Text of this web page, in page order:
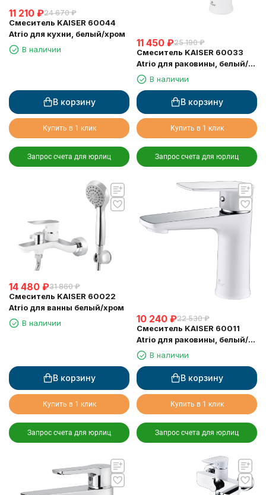
11 210 ₽24 670 ₽
Смеситель KAISER 60044
Atrio для кухни, белый/хром
В наличии
В корзину
Купить в 1 клик
Запрос счета для юрлиц
11 450 ₽25 190 ₽
Смеситель KAISER 60033
Atrio для раковины, белый/
хромВ наличии
В корзину
Купить в 1 клик
Запрос счета для юрлиц
14 480 ₽31 860 ₽
Смеситель KAISER 60022
Atrio для ванны белый/хром
В наличии
В корзину
Купить в 1 клик
Запрос счета для юрлиц
10 240 ₽22 530 ₽
Смеситель KAISER 60011
Atrio для раковины, белый/
хромВ наличии
В корзину
Купить в 1 клик
Запрос счета для юрлиц